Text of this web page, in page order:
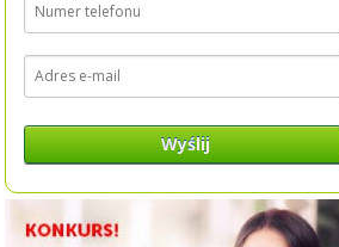
Wyślij